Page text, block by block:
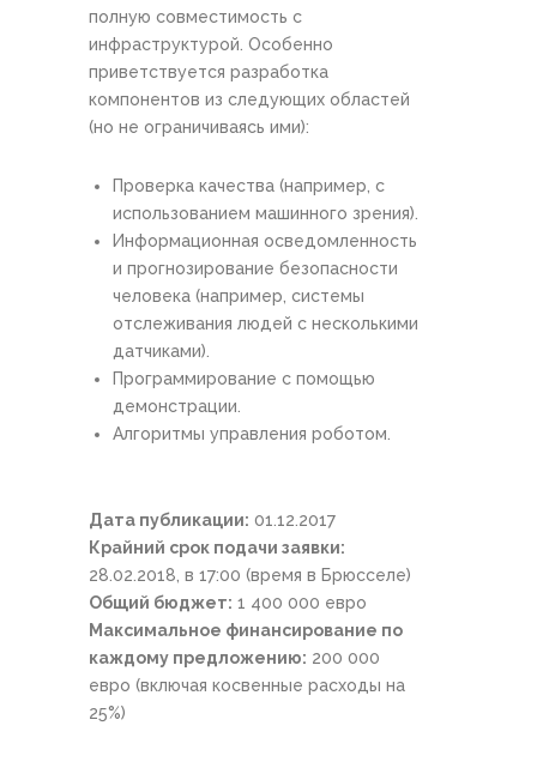
полную совместимость с
инфраструктурой. Особенно
приветствуется разработка
компонентов из следующих областей
(но не ограничиваясь ими):
Проверка качества (например, с
использованием машинного зрения).
Информационная осведомленность
и прогнозирование безопасности
человека (например, системы
отслеживания людей с несколькими
датчиками).
Программирование с помощью
демонстрации.
Алгоритмы управления роботом.
Дата публикации: 01.12.2017
Крайний срок подачи заявки:
28.02.2018, в 17:00 (время в Брюсселе)
Общий бюджет: 1 400 000 евро
Максимальное финансирование по
каждому предложению: 200 000
евро (включая косвенные расходы на
25%)